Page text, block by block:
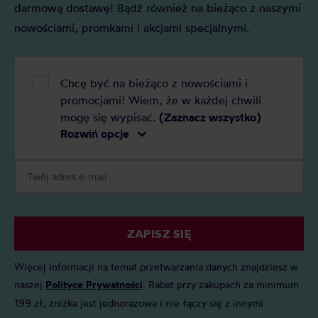
kawiarka Moka Express szybko zagościła w
większości włoskich domów.
Kawiarki Bialetti
Kawiarka oczarowuje swoją prostotą i
minimalizmem. Już wcześniej we Włoszech kawa
kawiarki umożliwiło przygotowywanie kawy w
Prosty mechanizm pozwolił na przygotowanie
pysznego espresso jak w kawiarni.
Pierwsza kafetiera Bialetti Moka Express została
wprowadzona na rynek w 1933 roku.
darmową dostawę! Bądź również na bieżąco z naszymi
nowościami, promkami i akcjami specjalnymi.
Chcę być na bieżąco z nowościami i
promocjami! Wiem, że w każdej chwili
mogę się wypisać. (Zaznacz wszystko)
Rozwiń opcje
ZAPISZ SIĘ
Więcej informacji na temat przetwarzania danych znajdziesz w
naszej Polityce Prywatności . Rabat przy zakupach za minimum
199 zł, zniżka jest jednorazowa i nie łączy się z innymi